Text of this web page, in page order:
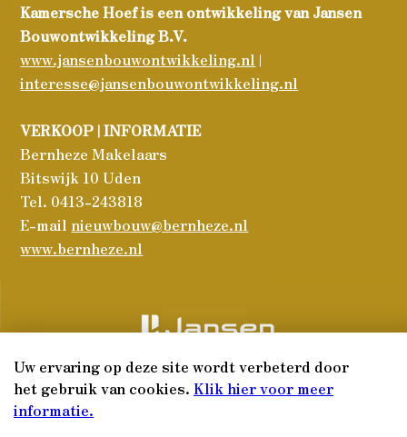
Uw ervaring op deze site wordt verbeterd door
het gebruik van cookies. Klik hier voor meer
informatie.
Kamersche Hoef is een ontwikkeling van Jansen
Bouwontwikkeling B.V.
www.jansenbouwontwikkeling.nl |
interesse@jansenbouwontwikkeling.nl
VERKOOP | INFORMATIE
Bernheze Makelaars
Bitswijk 10 Uden
Tel. 0413-243818
E-mail nieuwbouw@bernheze.nl
www.bernheze.nl
Copyright 2026 Kamersche Hoef
Disclaimer & privacyverklaring